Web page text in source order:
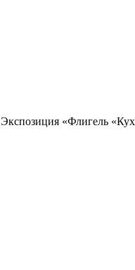
Экспозиция «Флигель